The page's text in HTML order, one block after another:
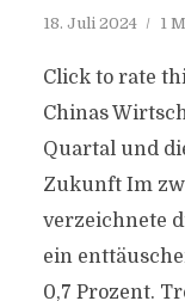
18. Juli 2024 1
Click to rate
Chinas
Quartal und
Zukunft Im
verzeichnete
ein
0,7 Prozent.